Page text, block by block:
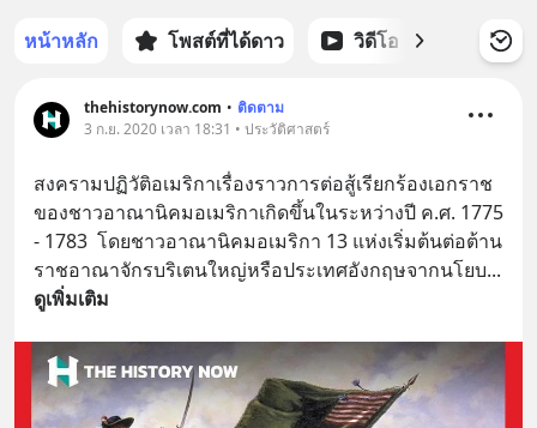
หน้าหลัก โพสต์ที่ได้ดาว วิดีโอ พอดแ
thehistorynow.com • ติดตาม
3 ก.ย. 2020 เวลา 18:31 • ประวัติศาสตร์
สงครามปฏิวัติอเมริกาเรื่องราวการต่อสู้เรียกร้องเอกราช
ของชาวอาณานิคมอเมริกาเกิดขึ้นในระหว่างปี ค.ศ. 1775
- 1783  โดยชาวอาณานิคมอเมริกา 13 แห่งเริ่มต้นต่อต้าน
ราชอาณาจักรบริเตนใหญ่หรือประเทศอังกฤษจากนโยบ
ดูเพิ่มเติม